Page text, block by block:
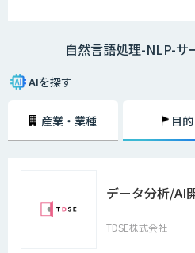
合、「目が黒くて、大きな猫」「目の
特徴といえます。
ログラミング言語は、コンピューター
自然言語処理の工程は、４つの解析技術
形態素解析
自然言語処理-NLP-サ
AIを探す
産業・業種 目的
データ分析/AI
TDSE株式会社